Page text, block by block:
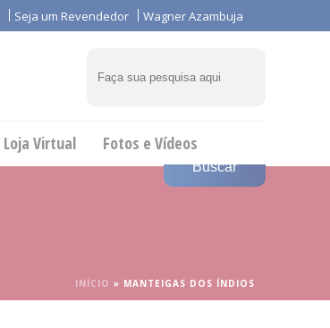
Seja um Revendedor Wagner Azambuja
Loja Virtual
Fotos e Vídeos
INÍCIO » MANTEIGAS DOS ÍNDIOS